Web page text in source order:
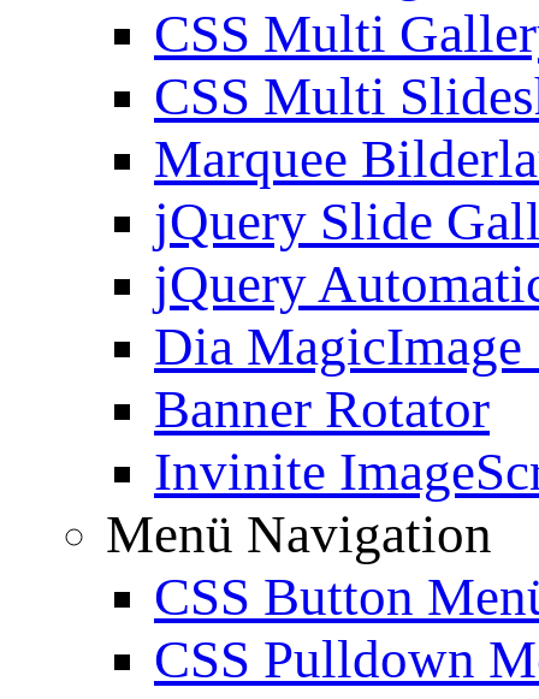
CSS Multi
CSS Multi
Marquee
jQuery Slide
jQuery
Dia MagicImage
Banner Rotator
Invinite
Menü Navigation
CSS Button
CSS Pulldown